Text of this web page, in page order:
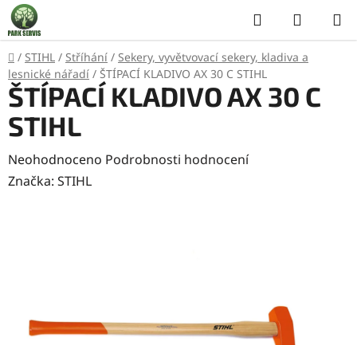
Přejít
na
obsah
Hledat
KOŠÍK
Domů
/ STIHL / Stříhání / Sekery, vyvětvovací sekery, kladiva a
lesnické nářadí / ŠTÍPACÍ KLADIVO AX 30 C STIHL
ŠTÍPACÍ KLADIVO AX 30 C
STIHL
Průměrné
hodnocení
Neohodnoceno Podrobnosti hodnocení
Značka: STIHL